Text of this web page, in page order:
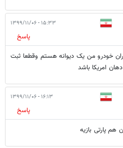
۱۵:۳۳ - ۱۳۹۹/۱۱/۰۶
پاسخ
خودرو من یک دیوانه هستم وقطعا ثبت
امریکا باشد
۱۶:۱۳ - ۱۳۹۹/۱۱/۰۶
پاسخ
هم پارتی بازیه